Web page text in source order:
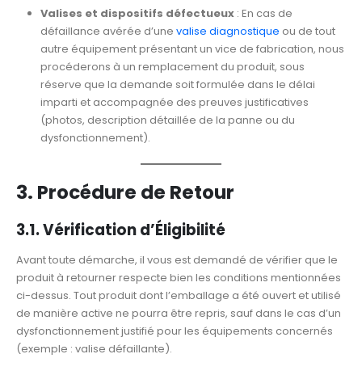
Valises et dispositifs défectueux: En cas de
défaillance avérée d’une valise diagnostique ou de tout
autre équipement présentant un vice de fabrication, nous
procéderons à un remplacement du produit, sous
réserve que la demande soit formulée dans le délai
imparti et accompagnée des preuves justificatives
(photos, description détaillée de la panne ou du
dysfonctionnement).
3. Procédure de Retour
3.1. Vérification d’Éligibilité
Avant toute démarche, il vous est demandé de vérifier que le
produit à retourner respecte bien les conditions mentionnées
ci-dessus. Tout produit dont l’emballage a été ouvert et utilisé
de manière active ne pourra être repris, sauf dans le cas d’un
dysfonctionnement justifié pour les équipements concernés
(exemple : valise défaillante).